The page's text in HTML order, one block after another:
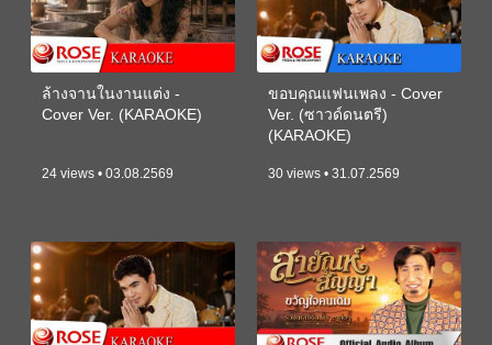
ล้างจานในงานแต่ง -
Cover Ver. (KARAOKE)
24 views • 03.08.2569
ขอบคุณแฟนเพลง - Cover
Ver. (ซาวด์ดนตรี)
(KARAOKE)
30 views • 31.07.2569